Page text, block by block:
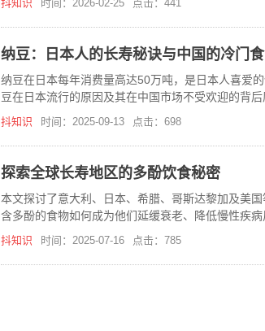
抖知识 时间：2026-02-25 点击：441
纳豆：日本人的长寿秘诀与中国的冷门
纳豆在日本每年消费量高达50万吨，是日本人喜爱
豆在日本流行的原因及其在中国市场不受欢迎的背后
抖知识 时间：2025-09-13 点击：698
探索全球长寿地区的多酚饮食秘密
本文探讨了意大利、日本、希腊、哥斯达黎加及美
含多酚的食物如何成为他们延缓衰老、降低慢性疾病
抖知识 时间：2025-07-16 点击：785